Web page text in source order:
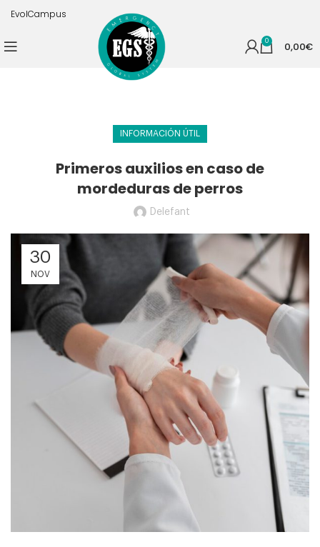
EvolCampus
0 0,00€
INFORMACIÓN ÚTIL
Primeros auxilios en caso de
mordeduras de perros
Delefant
30
NOV